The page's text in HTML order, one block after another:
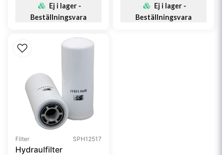
Ej i lager -
Beställningsvara
Ej i lager -
Beställningsvara
Filter SPH12517
Hydraulfilter